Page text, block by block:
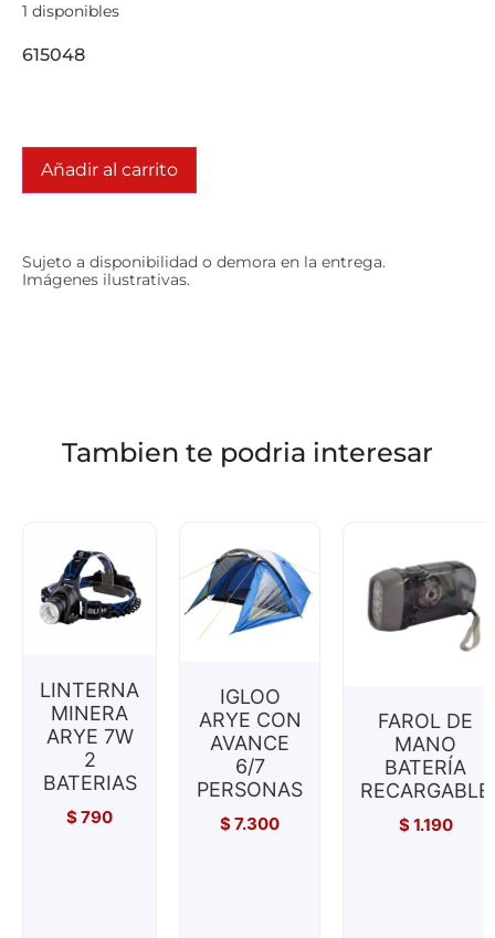
1 disponibles
615048
Añadir al carrito
Sujeto a disponibilidad o demora en la entrega.
Imágenes ilustrativas.
Tambien te podria interesar
LINTERNA
MINERA
ARYE 7W
2
BATERIAS
$790
IGLOO
ARYE CON
AVANCE
6/7
PERSONAS
$7.300
FAROL DE
MANO
BATERÍA
RECARGABLE
$1.190